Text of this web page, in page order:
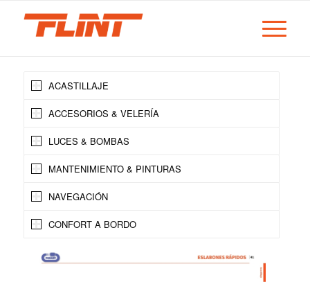
ACASTILLAJE
ACCESORIOS & VELERÍA
LUCES & BOMBAS
MANTENIMIENTO & PINTURAS
NAVEGACIÓN
CONFORT A BORDO